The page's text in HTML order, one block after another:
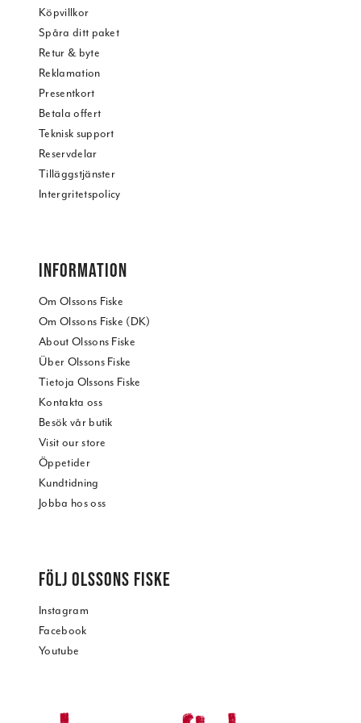
information från din enhet till de sociala medier och
annons- och analysföretag som vi samarbetar med.
Köpvillkor
Spåra ditt paket
Retur & byte
Reklamation
Presentkort
Betala offert
Teknisk support
Reservdelar
Tilläggstjänster
Intergritetspolicy
INFORMATION
Om Olssons Fiske
Om Olssons Fiske (DK)
About Olssons Fiske
Über Olssons Fiske
Tietoja Olssons Fiske
Kontakta oss
Besök vår butik
Visit our store
Öppetider
Kundtidning
Jobba hos oss
FÖLJ OLSSONS FISKE
Instagram
Facebook
Youtube